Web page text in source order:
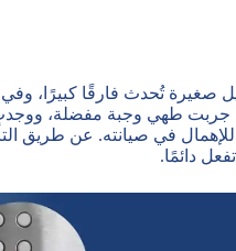
صغيرة تُحدث فارقًا كبيرًا،
جربت طهي وجبة مفضلة،
في صيانته. عن طريق
دائمًا.